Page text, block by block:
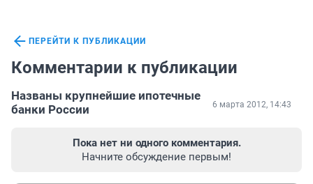
ПЕРЕЙТИ К ПУБЛИКАЦИИ
Комментарии к публикации
Названы крупнейшие ипотечные
банки России
6 марта 2012, 14:43
Пока нет ни одного комментария.
Начните обсуждение первым!